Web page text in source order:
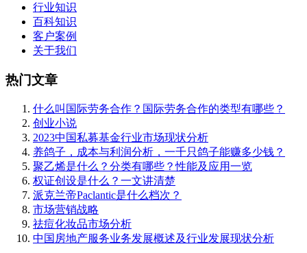
行业知识
百科知识
客户案例
关于我们
热门文章
什么叫国际劳务合作？国际劳务合作的类型有哪些？
创业小说
2023中国私募基金行业市场现状分析
养鸽子，成本与利润分析，一千只鸽子能赚多少钱？
聚乙烯是什么？分类有哪些？性能及应用一览
权证创设是什么？一文讲清楚
派克兰帝Paclantic是什么档次？
市场营销战略
祛痘化妆品市场分析
中国房地产服务业务发展概述及行业发展现状分析